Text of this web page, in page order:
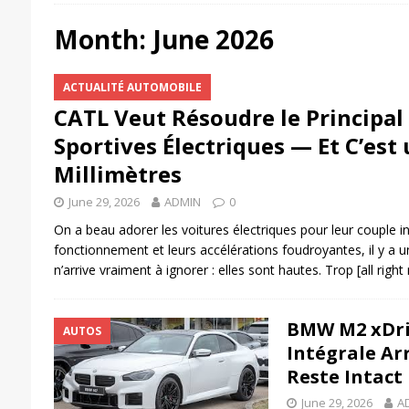
DIVERS & VARIÉS
[ August 3, 2026 ]
Prise renforcée pour
ACTUALITÉ AUTOMOBILE
[ August 3, 2026 ] L’actualité de la voiture
son engagement
Recharge intelligente :
Maroc
ACCEUILL
[ July 31, 2026 ] Essai du DS N°7 : le SUV
compétitifs
AUTOS
Month: June 2026
ACTUALITÉ AUTOMOBILE
CATL Veut Résoudre le
Sportives Électriques — Et C’est
Millimètres
June 29, 2026 ADMIN 0
On a beau adorer les voitures électriques pour leur couple
fonctionnement et leurs accélérations foudroyantes, il y a
n’arrive vraiment à ignorer : elles sont hautes. Trop [all right
AUTOS
BMW M2
Intégrale
Reste Intact
June 29, 2026